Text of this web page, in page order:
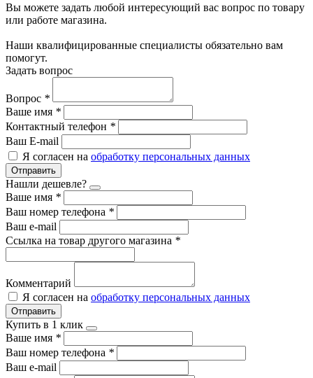
Вы можете задать любой интересующий вас вопрос по товару
или работе магазина.
Наши квалифицированные специалисты обязательно вам
помогут.
Задать вопрос
Вопрос *
Ваше имя *
Контактный телефон *
Ваш E-mail
Я согласен на обработку персональных данных
Отправить
Нашли дешевле?
Ваше имя *
Ваш номер телефона *
Ваш e-mail
Ссылка на товар другого магазина *
Комментарий
Я согласен на обработку персональных данных
Отправить
Купить в 1 клик
Ваше имя *
Ваш номер телефона *
Ваш e-mail